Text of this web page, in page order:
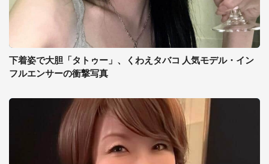
下着姿で大胆「タトゥー」、くわえタバコ 人気モデル・イン
フルエンサーの衝撃写真